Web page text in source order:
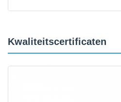
Kwaliteitscertificaten